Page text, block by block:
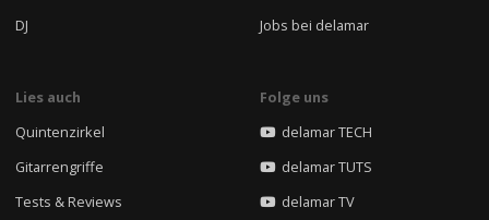
DJ
Jobs bei delamar
Lies auch
Quintenzirkel
Gitarrengriffe
Tests & Reviews
Folge uns
delamar TECH
delamar TUTS
delamar TV